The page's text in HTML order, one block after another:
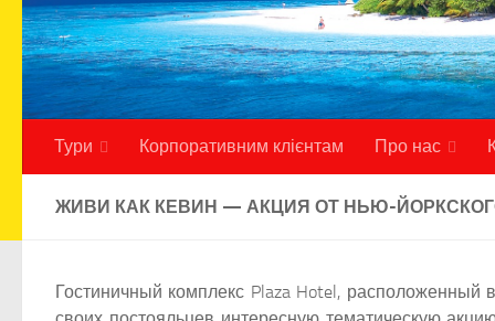
Тури Корпоративним клієнтам Про нас
ЖИВИ КАК КЕВИН — АКЦИЯ ОТ НЬЮ-
Гостиничный комплекс Plaza Hotel,